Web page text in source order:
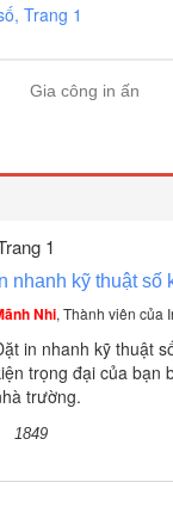
Gia công in ấn
1
In nhanh kỹ thuật số
Nhi, Thành viên của
in nhanh kỹ thuật
trọng đại của bạn
trường.
1849